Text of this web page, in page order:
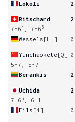
Lokoli
2
Ritschard
2
7-64 , 7-6 6
Wessels [LL] 0
Yunchaokete [Q] 0
5-7, 5-7
Berankis
2
Uchida
2
7-6 5
, 6-1
Fils [4] 0